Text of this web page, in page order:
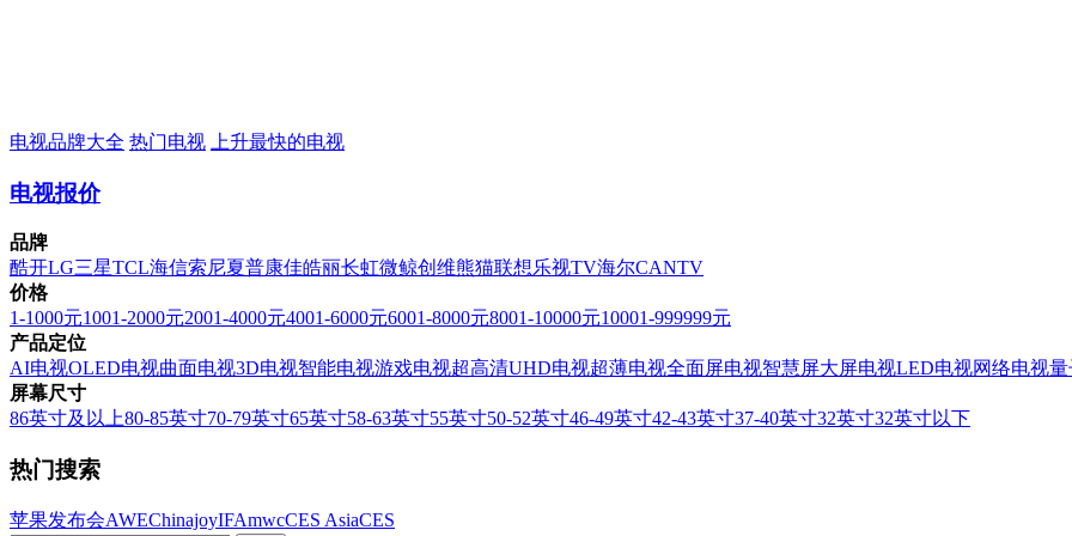
电视品牌大全 热门电视 上升最快的电视
电视报价
品牌
酷开LG三星TCL海信索尼夏普康佳皓丽长虹微鲸创维熊猫联想乐视TV海尔CANTV
价格
1-1000元1001-2000元2001-4000元4001-6000元6001-8000元8001-10000元10001-999999元
产品定位
AI电视OLED电视曲面电视3D电视智能电视游戏电视超高清UHD电视超薄电视全面屏电视智慧屏大屏电视LED电视网络电视量
屏幕尺寸
86英寸及以上80-85英寸70-79英寸65英寸58-63英寸55英寸50-52英寸46-49英寸42-43英寸37-40英寸32英寸32英寸以下
热门搜索
苹果发布会AWEChinajoyIFAmwcCES AsiaCES